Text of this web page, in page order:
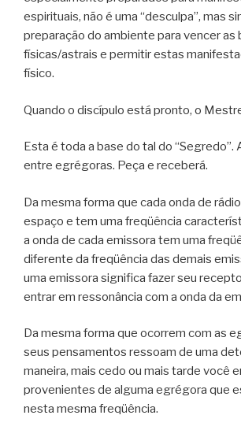
espirituais, não é uma “desculpa”, mas
preparação do ambiente para vencer as
físicas/astrais e permitir estas
físico.
Quando o discípulo está pronto, o
Esta é toda a base do tal do “Segredo”.
entre egrégoras. Peça e receberá.
Da mesma forma que cada onda de
espaço e tem uma freqüência
a onda de cada emissora tem uma
diferente da freqüência das demais
uma emissora significa fazer seu
entrar em ressonância com a onda da
Da mesma forma que ocorrem com as
seus pensamentos ressoam de uma
maneira, mais cedo ou mais tarde você
provenientes de alguma egrégora que
nesta mesma freqüência.